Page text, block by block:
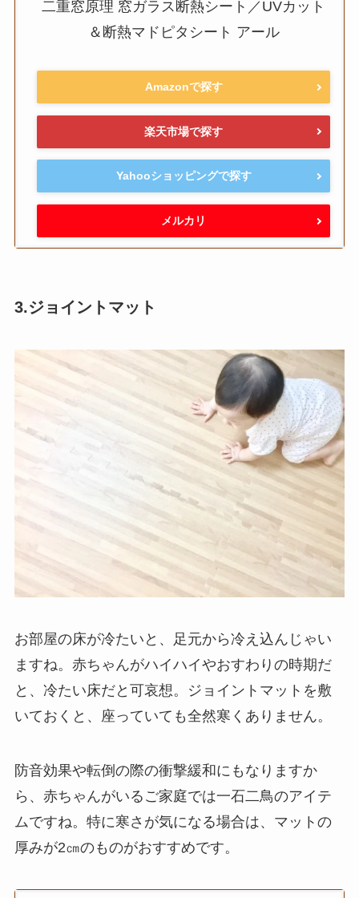
二重窓原理 窓ガラス断熱シート／UVカット
＆断熱マドピタシート アール
Amazonで探す
楽天市場で探す
Yahooショッピングで探す
メルカリ
3.ジョイントマット
お部屋の床が冷たいと、足元から冷え込んじゃい
ますね。赤ちゃんがハイハイやおすわりの時期だ
と、冷たい床だと可哀想。ジョイントマットを敷
いておくと、座っていても全然寒くありません。
防音効果や転倒の際の衝撃緩和にもなりますか
ら、赤ちゃんがいるご家庭では一石二鳥のアイテ
ムですね。特に寒さが気になる場合は、マットの
厚みが2㎝のものがおすすめです。